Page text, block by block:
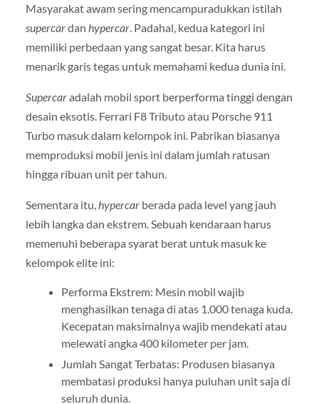
Masyarakat awam sering mencampuradukkan istilah
supercardan hypercar. Padahal, kedua kategori ini
memiliki perbedaan yang sangat besar. Kita harus
menarik garis tegas untuk memahami kedua dunia ini.
Supercaradalah mobil sport berperforma tinggi dengan
desain eksotis. Ferrari F8 Tributo atau Porsche 911
Turbo masuk dalam kelompok ini. Pabrikan biasanya
memproduksi mobil jenis ini dalam jumlah ratusan
hingga ribuan unit per tahun.
Sementara itu,hypercarberada pada level yang jauh
lebih langka dan ekstrem. Sebuah kendaraan harus
memenuhi beberapa syarat berat untuk masuk ke
kelompok elite ini:
Performa Ekstrem: Mesin mobil wajib
menghasilkan tenaga di atas 1.000 tenaga kuda.
Kecepatan maksimalnya wajib mendekati atau
melewati angka 400 kilometer per jam.
Jumlah Sangat Terbatas: Produsen biasanya
membatasi produksi hanya puluhan unit saja di
seluruh dunia.